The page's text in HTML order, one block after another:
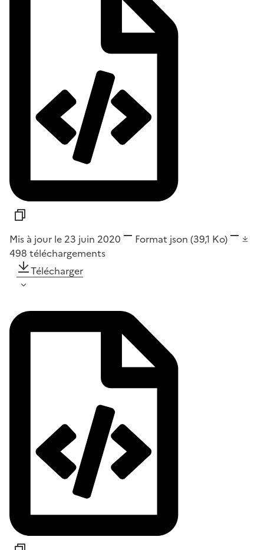
Mis à jour le 23 juin 2020 Format json (39,1 Ko)
498 téléchargements
Télécharger